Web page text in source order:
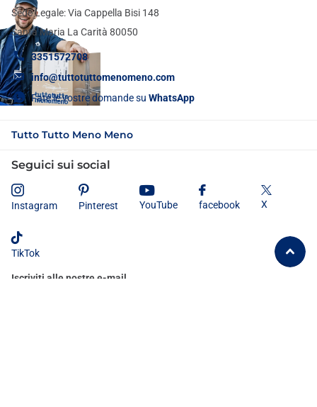
Sede Legale: Via Cappella Bisi 148
Santa Maria La Carità 80050
3351572708
info@tuttotuttomenomeno.com
Fate le vostre domande su WhatsApp
Tutto Tutto Meno Meno
Seguici sui social
Instagram Pinterest YouTube facebook X
TikTok
Iscriviti alle nostre e-mail